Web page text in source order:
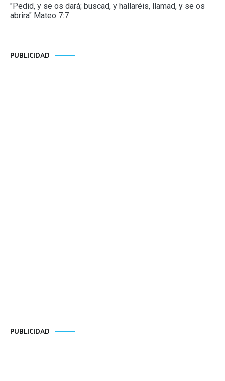
"Pedid, y se os dará; buscad, y hallaréis, llamad, y se os
abrira" Mateo 7:7
PUBLICIDAD
PUBLICIDAD